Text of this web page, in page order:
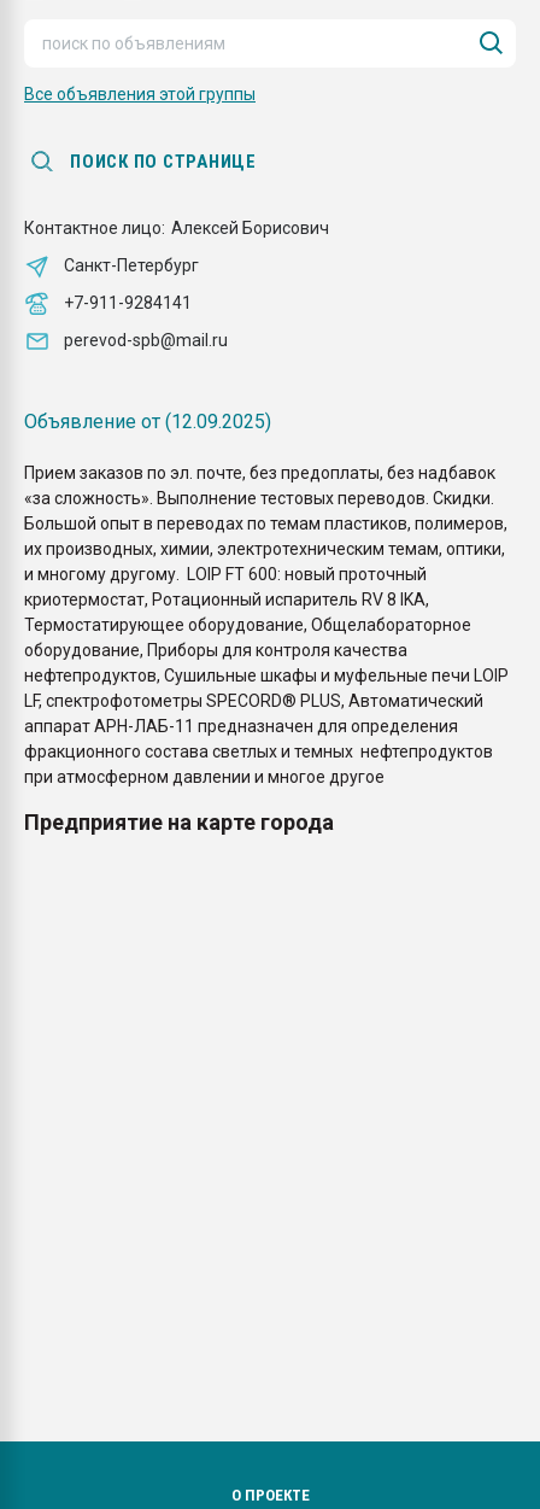
Все объявления этой группы
ПОИСК ПО СТРАНИЦЕ
Контактное лицо: Алексей Борисович
Санкт-Петербург
+7-911-9284141
perevod-spb@mail.ru
Объявление от (12.09.2025)
Прием заказов по эл. почте, без предоплаты, без надбавок
«за сложность». Выполнение тестовых переводов. Скидки.
Большой опыт в переводах по темам пластиков, полимеров,
их производных, химии, электротехническим темам, оптики,
и многому другому. LOIP FT 600: новый проточный
криотермостат, Ротационный испаритель RV 8 IKA,
Термостатирующее оборудование, Общелабораторное
оборудование, Приборы для контроля качества
нефтепродуктов, Сушильные шкафы и муфельные печи LOIP
LF, спектрофотометры SPEСORD® PLUS, Автоматический
аппарат АРН-ЛАБ-11 предназначен для определения
фракционного состава светлых и темных нефтепродуктов
при атмосферном давлении и многое другое
Предприятие на карте города
О ПРОЕКТЕ